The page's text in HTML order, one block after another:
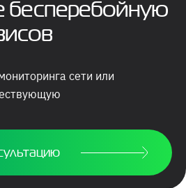
бесперебойную
сети или